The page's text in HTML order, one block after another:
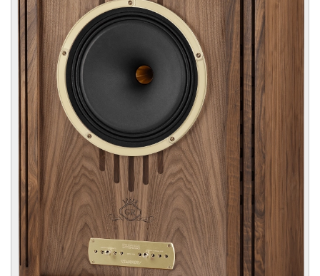
KENSINGTON
TANNOY KENSINGTON behoort tot de PRESTIGE familie lijn. Deze
unieke 2-weg vloerstaande luidspreker voor grote ruimtes met Dual
Concentric drivertechnologie biedt toonaangevende coherentie en
puntbron en beeldvorming. De 10" zeer efficiënte driver met een
gevoeligheid van 93 dB/Watt en een piekvermogen van 500 Watt